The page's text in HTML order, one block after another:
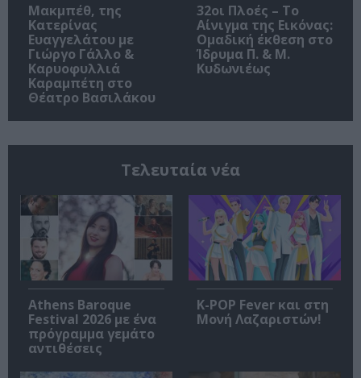
Μακμπέθ, της
Κατερίνας
Ευαγγελάτου με
Γιώργο Γάλλο &
Καρυοφυλλιά
Καραμπέτη στο
Θέατρο Βασιλάκου
32οι Πλοές – Το
Αίνιγμα της Εικόνας:
Ομαδική έκθεση στο
Ίδρυμα Π. & Μ.
Κυδωνιέως
Τελευταία νέα
Athens Baroque
Festival 2026 με ένα
πρόγραμμα γεμάτο
αντιθέσεις
K-POP Fever και στη
Μονή Λαζαριστών!